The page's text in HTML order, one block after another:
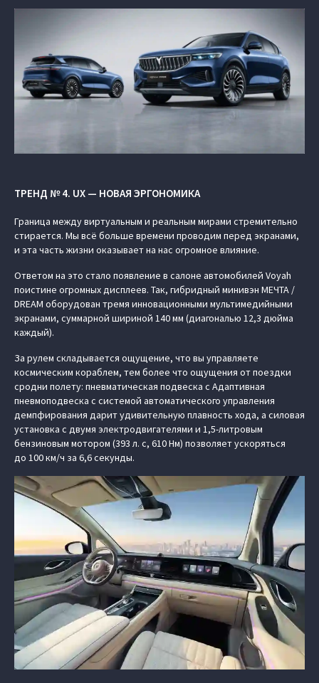
ТРЕНД № 4. UX — НОВАЯ ЭРГОНОМИКА
Граница между виртуальным и реальным мирами стремительно
стирается. Мы всё больше времени проводим перед экранами,
и эта часть жизни оказывает на нас огромное влияние.
Ответом на это стало появление в салоне автомобилей Voyah
поистине огромных дисплеев. Так, гибридный минивэн МЕЧТА /
DREAM оборудован тремя инновационными мультимедийными
экранами, суммарной шириной 140 мм (диагональю 12,3 дюйма
каждый).
За рулем складывается ощущение, что вы управляете
космическим кораблем, тем более что ощущения от поездки
сродни полету: пневматическая подвеска с Адаптивная
пневмоподвеска с системой автоматического управления
демпфирования дарит удивительную плавность хода, а силовая
установка с двумя электродвигателями и 1,5-литровым
бензиновым мотором (393 л. с, 610 Нм) позволяет ускоряться
до 100 км/ч за 6,6 секунды.